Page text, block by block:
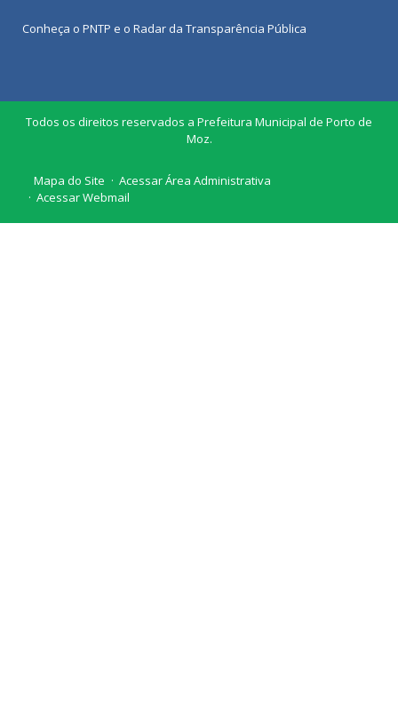
Conheça o PNTP e o Radar da Transparência Pública
Todos os direitos reservados a Prefeitura Municipal de Porto de
Moz.
Mapa do Site
Acessar Área Administrativa
Acessar Webmail